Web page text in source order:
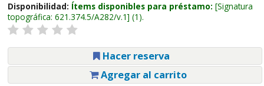
Disponibilidad: Ítems disponibles para préstamo: Signatura
topográfica: 621.374.5/A282/v.1 (1).
Hacer reserva
Agregar al carrito